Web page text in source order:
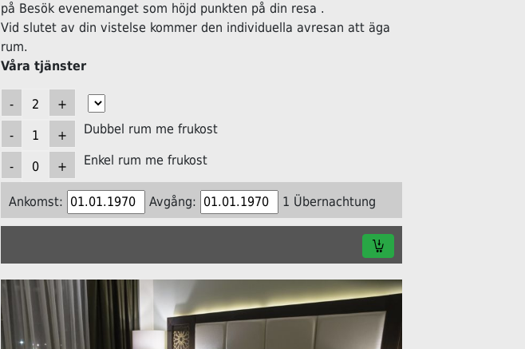
på Besök evenemanget som höjd punkten på din resa .
Vid slutet av din vistelse kommer den individuella avresan att äga
rum.
Våra tjänster
Dubbel rum me frukost
Enkel rum me frukost
Ankomst: Avgång: 1 Übernachtung